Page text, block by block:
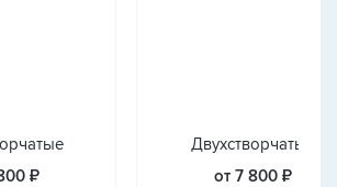
₽
Двухстворчатые
от 7 800 ₽